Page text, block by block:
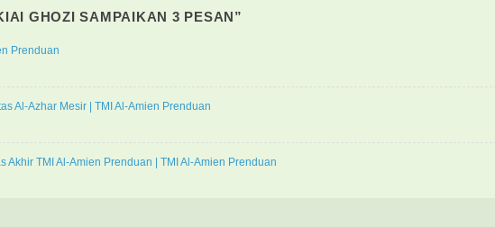
GHOZI SAMPAIKAN 3 PESAN”
Prenduan
Al-Azhar Mesir | TMI Al-Amien Prenduan
TMI Al-Amien Prenduan | TMI Al-Amien Prenduan